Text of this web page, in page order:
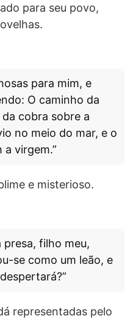
para seu povo,
para mim, e
O caminho da
cobra sobre a
no meio do mar, e o
virgem.”
e misterioso.
presa, filho meu,
se como um leão, e
representadas pelo